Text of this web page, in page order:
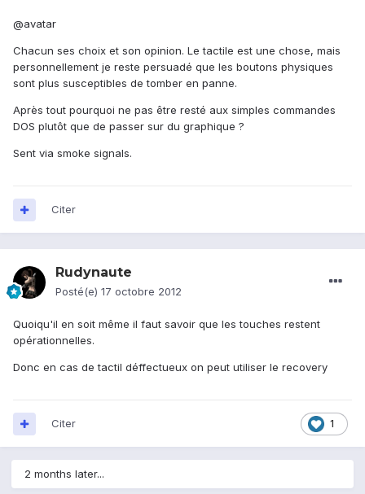
@avatar
Chacun ses choix et son opinion. Le tactile est une chose, mais
personnellement je reste persuadé que les boutons physiques
sont plus susceptibles de tomber en panne.
Après tout pourquoi ne pas être resté aux simples commandes
DOS plutôt que de passer sur du graphique ?
Sent via smoke signals.
Citer
Rudynaute
Posté(e) 17 octobre 2012
Quoiqu'il en soit même il faut savoir que les touches restent
opérationnelles.
Donc en cas de tactil déffectueux on peut utiliser le recovery
1
Citer
2 months later...